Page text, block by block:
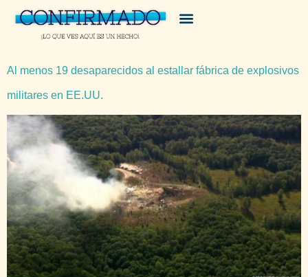
Al menos 19 desaparecidos al estallar fábrica de explosivos
militares en EE.UU.